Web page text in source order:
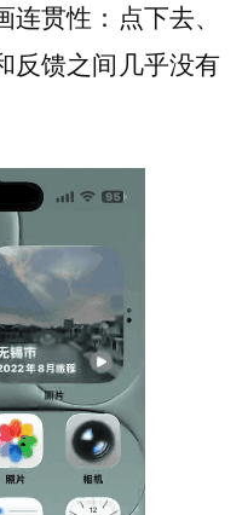
贯性：点下去、
反馈之间几乎没有